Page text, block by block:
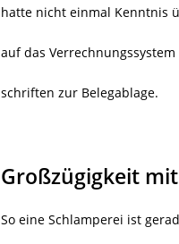
hatte nicht einmal Kenntnis
auf das
schriften zur Belegablage.
Großzügigkeit
So eine Schlamperei ist